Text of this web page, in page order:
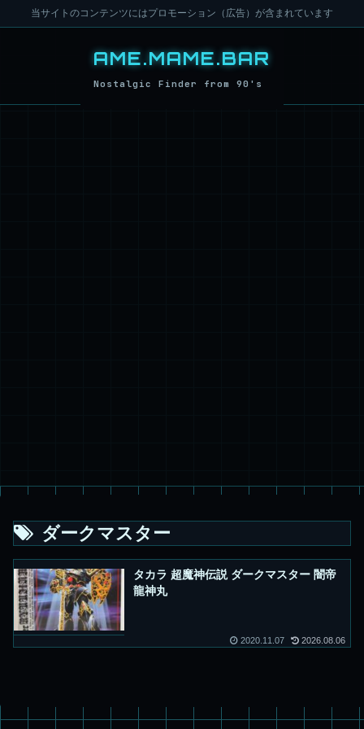
当サイトのコンテンツにはプロモーション（広告）が含まれています
ダークマスター
タカラ 超魔神伝説 ダークマスター 闇帝
龍神丸
2020.11.07 2026.08.06